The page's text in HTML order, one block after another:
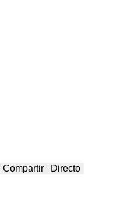
Compartir Directo